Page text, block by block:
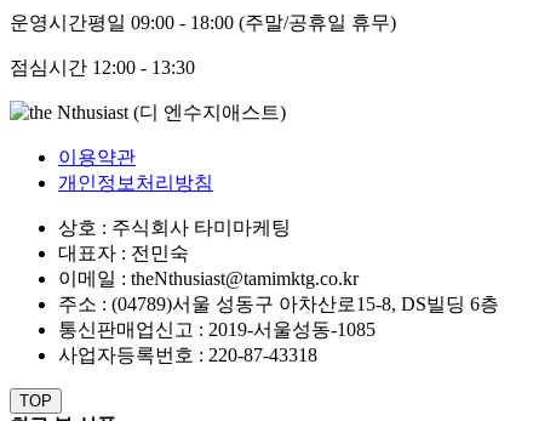
운영시간평일 09:00 - 18:00 (주말/공휴일 휴무)
점심시간 12:00 - 13:30
이용약관
개인정보처리방침
상호 : 주식회사 타미마케팅
대표자 : 전민숙
이메일 : theNthusiast@tamimktg.co.kr
주소 : (04789)서울 성동구 아차산로15-8, DS빌딩 6층
통신판매업신고 : 2019-서울성동-1085
사업자등록번호 : 220-87-43318
TOP